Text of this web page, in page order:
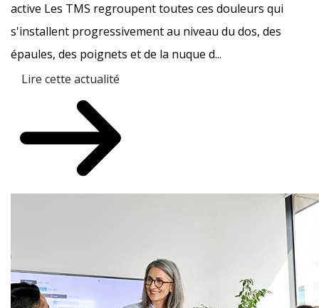
active Les TMS regroupent toutes ces douleurs qui
s'installent progressivement au niveau du dos, des
épaules, des poignets et de la nuque d...
Lire cette actualité